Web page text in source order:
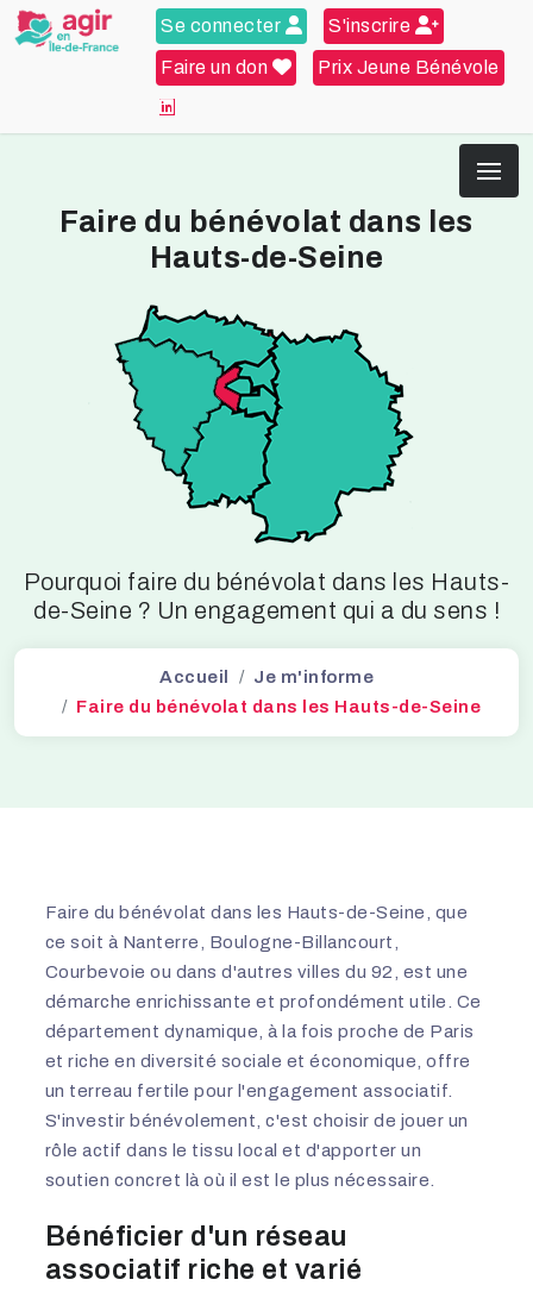
Se connecter S'inscrire
Faire un don Prix Jeune Bénévole
Faire du bénévolat dans les
Hauts-de-Seine
Pourquoi faire du bénévolat dans les Hauts-
de-Seine ? Un engagement qui a du sens !
Accueil
Je m'informe
Faire du bénévolat dans les Hauts-de-Seine
Faire du bénévolat dans les Hauts-de-Seine, que
ce soit à Nanterre, Boulogne-Billancourt,
Courbevoie ou dans d'autres villes du 92, est une
démarche enrichissante et profondément utile. Ce
département dynamique, à la fois proche de Paris
et riche en diversité sociale et économique, offre
un terreau fertile pour l'engagement associatif.
S'investir bénévolement, c'est choisir de jouer un
rôle actif dans le tissu local et d'apporter un
soutien concret là où il est le plus nécessaire.
Bénéficier d'un réseau
associatif riche et varié